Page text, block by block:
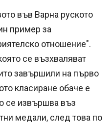
във Варна руското
пример за
отношение".
се възхваляват
завършили на първо
класиране обаче е
се извършва въз
медали, след това по